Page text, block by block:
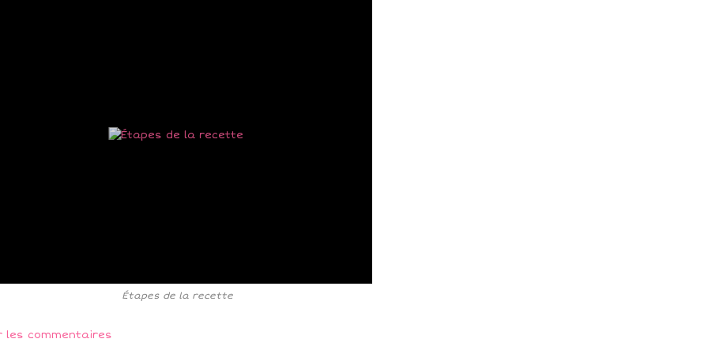
Étapes de la recette
les commentaires